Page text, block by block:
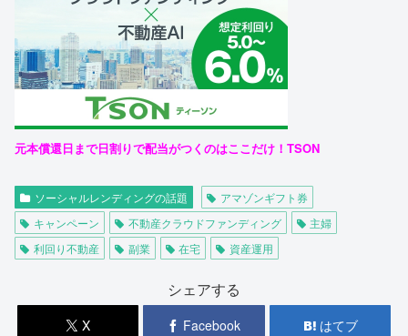
元本償還日まで日割りで配当がつくのはここだけ！TSON
ソーシャルレンディングの話題
アマゾンギフト券
キャンペーン
不動産クラウドファンディング
主婦
利回り不動産
副業 在宅 資産運用
シェアする
X Facebook はてブ